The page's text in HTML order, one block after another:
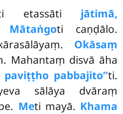
etassāti jātimā,
Mātaṅgoti caṇḍālo.
Okāsaṃ
Mahantaṃ disvā āha
paviṭṭho pabbajito’’ti.
sālāya dvāraṃ
Meti mayā. Khama